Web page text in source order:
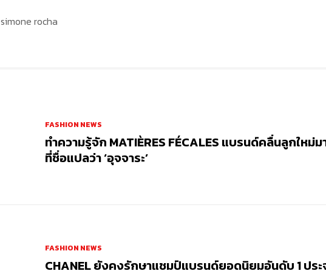
simone rocha
FASHION NEWS
ทำความรู้จัก MATIÈRES FÉCALES แบรนด์คลื่นลูกใหม่
ที่ชื่อแปลว่า ‘อุจจาระ’
FASHION NEWS
CHANEL ยังคงรักษาแชมป์แบรนด์ยอดนิยมอันดับ 1 ประ